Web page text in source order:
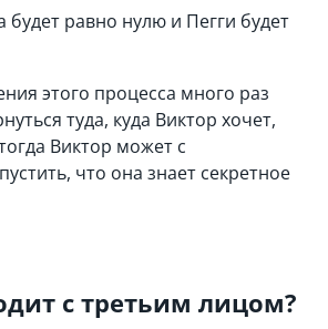
будет равно нулю и Пегги будет
этого процесса много раз
туда, куда Виктор хочет,
Виктор может с
что она знает секретное
с третьим лицом?